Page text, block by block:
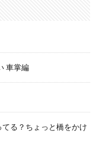
車掌編
る？ちょっと橋をかけ